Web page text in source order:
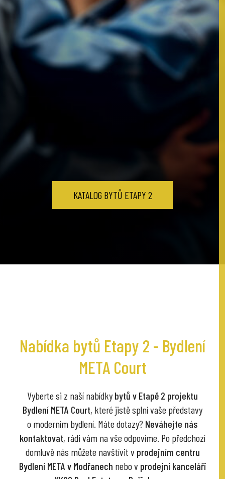
KATALOG BYTŮ ETAPY 2
Nabídka bytů Etapy 2 - Bydlení
META Court
Vyberte si z naší nabídky bytů v Etapě 2 projektu
Bydlení META Court, které jistě splní vaše představy
o moderním bydlení. Máte dotazy? Neváhejte nás
kontaktovat, rádi vám na vše odpovíme. Po předchozí
domluvě nás můžete navštívit v prodejním centru
Bydlení META v Modřanech nebo v prodejní kanceláři